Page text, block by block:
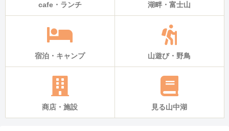
cafe・ランチ 湖畔・富士山
宿泊・キャンプ 山遊び・野鳥
商店・施設 見る山中湖